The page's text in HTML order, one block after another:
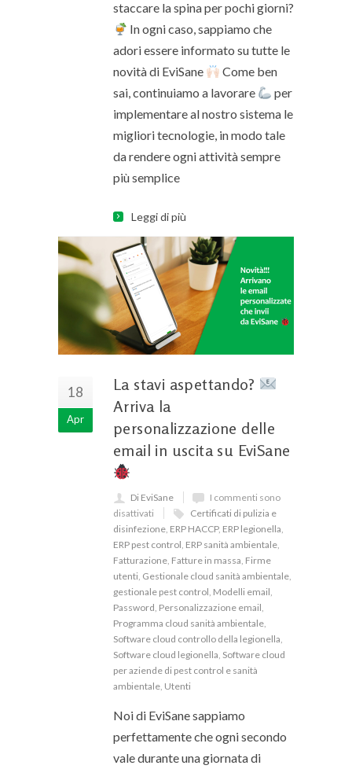
staccare la spina per pochi giorni?
In ogni caso, sappiamo che
adori essere informato su tutte le
novità di EviSane
Come ben
sai, continuiamo a lavorare
per
implementare al nostro sistema le
migliori tecnologie, in modo tale
da rendere ogni attività sempre
più semplice
Leggi di più
18
Apr
La stavi aspettando?
Arriva la
personalizzazione delle
email in uscita su EviSane
Di EviSane
I commenti sono
disattivati
Certificati di pulizia e
disinfezione, ERP HACCP, ERP legionella,
ERP pest control, ERP sanità ambientale,
Fatturazione, Fatture in massa, Firme
utenti, Gestionale cloud sanità ambientale,
gestionale pest control, Modelli email,
Password, Personalizzazione email,
Programma cloud sanità ambientale,
Software cloud controllo della legionella,
Software cloud legionella, Software cloud
per aziende di pest control e sanità
ambientale, Utenti
Noi di EviSane sappiamo
perfettamente che ogni secondo
vale durante una giornata di